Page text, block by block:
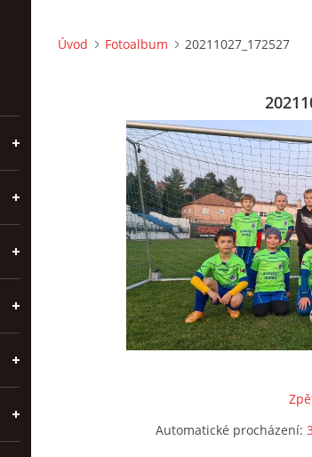
Úvod Fotoalbum 20211027_172527
Automatické procházení: